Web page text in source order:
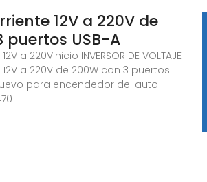
12V a 220V de
puertos USB-A
a 220VInicio INVERSOR DE VOLTAJE
a 220V de 200W con 3 puertos
para encendedor del auto